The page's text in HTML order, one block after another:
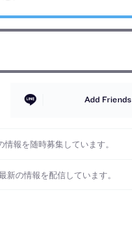
Add Friends
報を随時募集しています。
新の情報を配信しています。